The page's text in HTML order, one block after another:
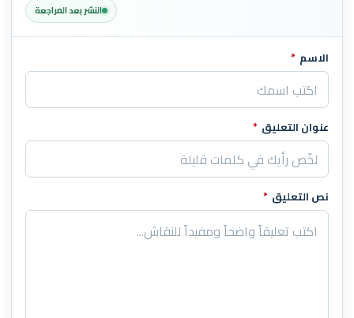
النشر بعد المراجعة
اترك هذا الحقل فارغاً
الاسم *
عنوان التعليق *
نص التعليق *